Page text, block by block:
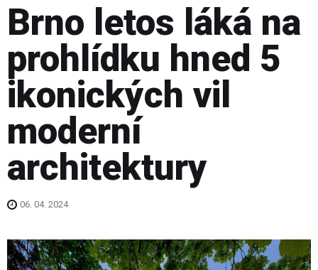
Brno letos láká na
prohlídku hned 5
ikonických vil
moderní
architektury
06. 04. 2024